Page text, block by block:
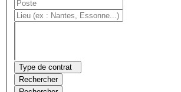
Type de contrat
Rechercher